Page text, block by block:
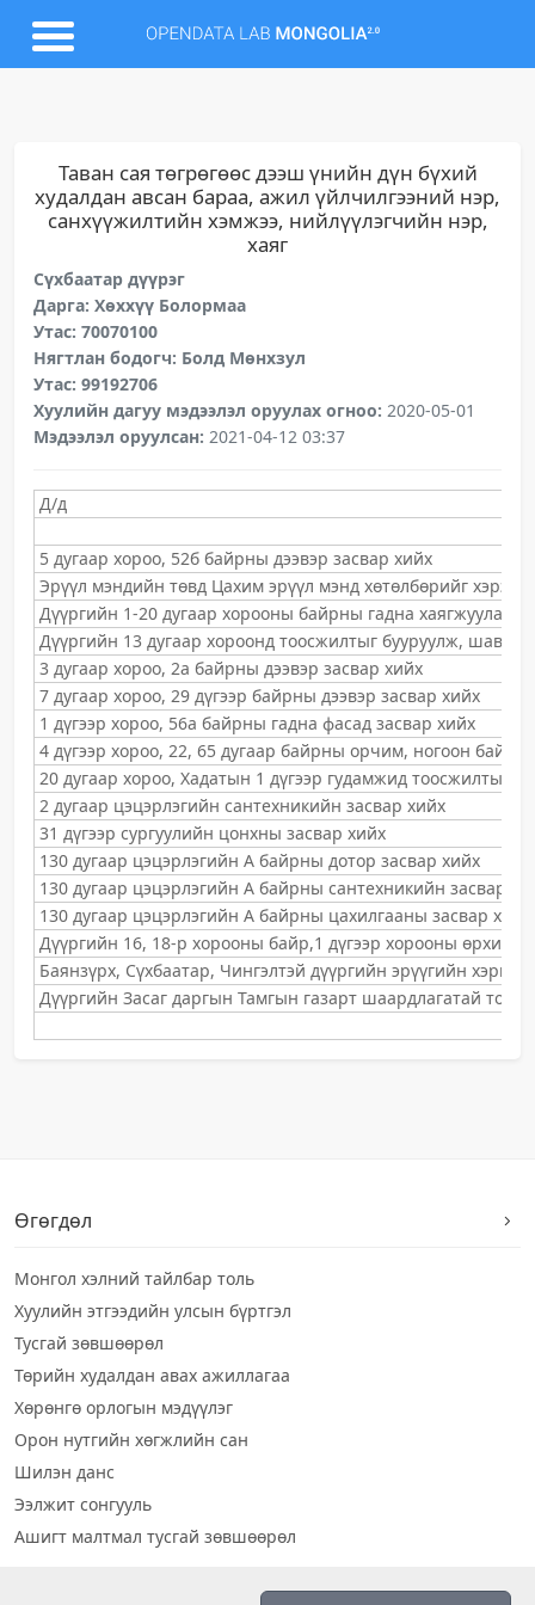
Таван сая төгрөгөөс дээш үнийн дүн бүхий
худалдан авсан бараа, ажил үйлчилгээний нэр,
санхүүжилтийн хэмжээ, нийлүүлэгчийн нэр,
хаяг
Сүхбаатар дүүрэг
Дарга: Хөххүү Болормаа
Утас: 70070100
Нягтлан бодогч: Болд Мөнхзул
Утас: 99192706
Хуулийн дагуу мэдээлэл оруулах огноо: 2020-05-01
Мэдээлэл оруулсан: 2021-04-12 03:37
Д/д
5 дугаар хороо, 52б байрны дээвэр засвар хийх
Эрүүл мэндийн төвд Цахим эрүүл мэнд хөтөлбөрийг
Дүүргийн 1-20 дугаар хорооны байрны гадна хаягжуулалт
Дүүргийн 13 дугаар хороонд тоосжилтыг бууруулж, шавар
3 дугаар хороо, 2а байрны дээвэр засвар хийх
7 дугаар хороо, 29 дүгээр байрны дээвэр засвар хийх
1 дүгээр хороо, 56а байрны гадна фасад засвар хийх
4 дүгээр хороо, 22, 65 дугаар байрны орчим, ногоон
20 дугаар хороо, Хадатын 1 дүгээр гудамжид тоосжилтыг
2 дугаар цэцэрлэгийн сантехникийн засвар хийх
31 дүгээр сургуулийн цонхны засвар хийх
130 дугаар цэцэрлэгийн А байрны дотор засвар хийх
130 дугаар цэцэрлэгийн А байрны сантехникийн засвар
130 дугаар цэцэрлэгийн А байрны цахилгааны засвар хийх
Дүүргийн 16, 18-р хорооны байр,1 дүгээр хорооны
Баянзүрх, Сүхбаатар, Чингэлтэй дүүргийн эрүүгийн
Дүүргийн Засаг даргын Тамгын газарт шаардлагатай
Өгөгдөл
Монгол хэлний тайлбар толь
Хуулийн этгээдийн улсын бүртгэл
Тусгай зөвшөөрөл
Төрийн худалдан авах ажиллагаа
Хөрөнгө орлогын мэдүүлэг
Орон нутгийн хөгжлийн сан
Шилэн данс
Ээлжит сонгууль
Ашигт малтмал тусгай зөвшөөрөл